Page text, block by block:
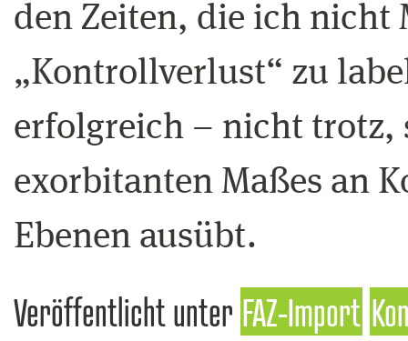
den Zeiten, die ich nicht
„Kontrollverlust“ zu
erfolgreich – nicht trotz,
exorbitanten Maßes an
Ebenen ausübt.
Veröffentlicht unter FAZ-Import